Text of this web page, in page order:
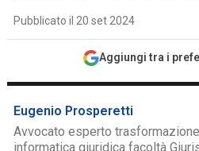
Pubblicato il 20 set 2024
Aggiungi tra i
Eugenio Prosperetti
Avvocato esperto
informatica giuridica facoltà